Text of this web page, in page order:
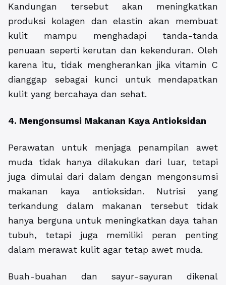
Kandungan tersebut akan meningkatkan
produksi kolagen dan elastin akan membuat
kulit mampu menghadapi tanda-tanda
penuaan seperti kerutan dan kekenduran. Oleh
karena itu, tidak mengherankan jika vitamin C
dianggap sebagai kunci untuk mendapatkan
kulit yang bercahaya dan sehat.
4. Mengonsumsi Makanan Kaya Antioksidan
Perawatan untuk menjaga penampilan awet
muda tidak hanya dilakukan dari luar, tetapi
juga dimulai dari dalam dengan mengonsumsi
makanan kaya antioksidan. Nutrisi yang
terkandung dalam makanan tersebut tidak
hanya berguna untuk meningkatkan daya tahan
tubuh, tetapi juga memiliki peran penting
dalam merawat kulit agar tetap awet muda.
Buah-buahan dan sayur-sayuran dikenal